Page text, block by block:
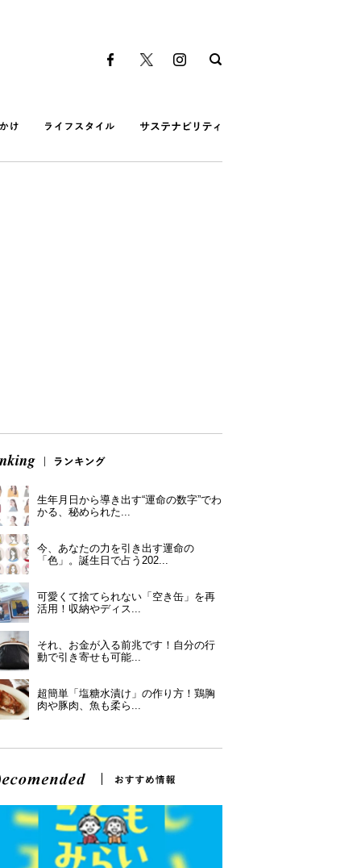
生年月日から導き出す“運命の数字”でわ
かる、秘められた...
今、あなたの力を引き出す運命の
「色」。誕生日で占う202...
可愛くて捨てられない「空き缶」を再
活用！収納やディス...
それ、お金が入る前兆です！自分の行
動で引き寄せも可能...
超簡単「塩糖水漬け」の作り方！鶏胸
肉や豚肉、魚も柔ら...